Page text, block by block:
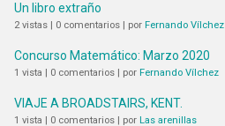
Un libro extraño
2 vistas 0 comentarios por Fernando Vílchez
Concurso Matemático: Marzo 2020
1 vista 0 comentarios por Fernando Vílchez
VIAJE A BROADSTAIRS, KENT.
1 vista 0 comentarios por Las arenillas